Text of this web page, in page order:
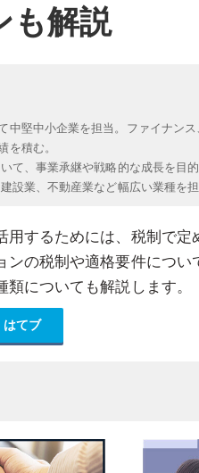
も解説
中堅中小企業を担当。ファイナン
を積む。
て、事業承継や戦略的な成長を目
設業、不動産業など幅広い業種を担
するためには、税制で定
の税制や適格要件につ
についても解説します。
はてブ